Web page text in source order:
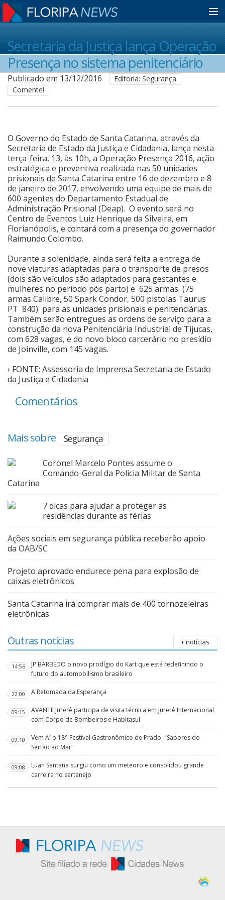
Home
Notícias
Colunistas
Classificados
Guia de Serviços
Anuncie
Cinema
Agenda Cultural
Anuncie
Fale Conosco
Secretaria da Justiça lança Operação
Presença no sistema penitenciário
Publicado em 13/12/2016
Editoria: Segurança
Comente!
O Governo do Estado de Santa Catarina, através da
Secretaria de Estado da Justiça e Cidadania, lança nesta
terça-feira, 13, às 10h, a Operação Presença 2016, ação
estratégica e preventiva realizada nas 50 unidades
prisionais de Santa Catarina entre 16 de dezembro e 8
de janeiro de 2017, envolvendo uma equipe de mais de
600 agentes do Departamento Estadual de
Administração Prisional (Deap). O evento será no
Centro de Eventos Luiz Henrique da Silveira, em
Florianópolis, e contará com a presença do governador
Raimundo Colombo.
Durante a solenidade, ainda será feita a entrega de
nove viaturas adaptadas para o transporte de presos
(dois são veículos são adaptados para gestantes e
mulheres no período pós parto) e 625 armas (75
armas Calibre, 50 Spark Condor, 500 pistolas Taurus
PT 840) para as unidades prisionais e penitenciárias.
Também serão entregues as ordens de serviço para a
construção da nova Penitenciária Industrial de Tijucas,
com 628 vagas, e do novo bloco carcerário no presídio
de Joinville, com 145 vagas.
› FONTE: Assessoria de Imprensa Secretaria de Estado
da Justiça e Cidadania
Comentários
Mais sobre Segurança
Coronel Marcelo Pontes assume o
Comando-Geral da Polícia Militar de Santa
Catarina
7 dicas para ajudar a proteger as
residências durante as férias
Ações sociais em segurança pública receberão apoio
da OAB/SC
Projeto aprovado endurece pena para explosão de
caixas eletrônicos
Santa Catarina irá comprar mais de 400 tornozeleiras
eletrônicas
Outras notícias + notícias
14:56
JP BARBEDO o novo prodígio do Kart que está redefinindo o
futuro do automobilismo brasileiro
22:00 A Retomada da Esperança
09:15
AVANTE Jurerê participa de visita técnica em Jurerê Internacional
com Corpo de Bombeiros e Habitasul
09:10
Vem Aí o 18° Festival Gastronômico de Prado: "Sabores do
Sertão ao Mar"
09:08
Luan Santana surgiu como um meteoro e consolidou grande
carreira no sertanejo